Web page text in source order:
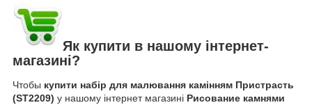
Як купити в нашому інтернет-
магазині?
Чтобы купити набір для малювання камінням Пристрасть
(ST2209) у нашому інтернет магазині Рисование камнями